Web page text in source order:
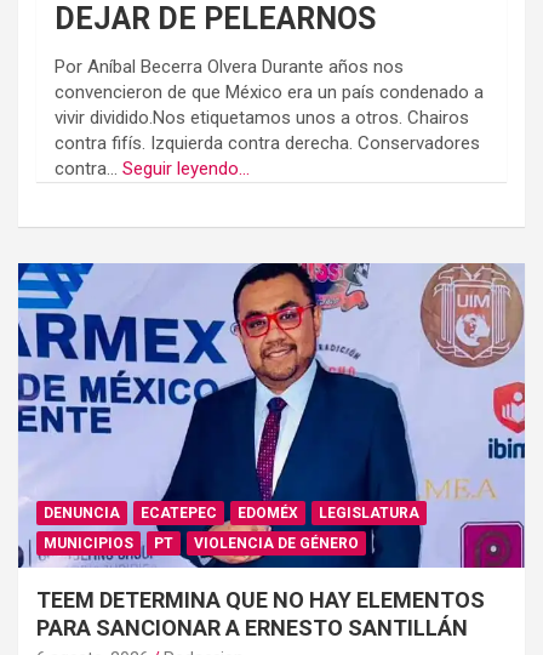
DEJAR DE PELEARNOS
Por Aníbal Becerra Olvera Durante años nos
convencieron de que México era un país condenado a
vivir dividido.Nos etiquetamos unos a otros. Chairos
contra fifís. Izquierda contra derecha. Conservadores
contra... Seguir leyendo...
DENUNCIA ECATEPEC EDOMÉX
LEGISLATURA
MUNICIPIOS
PT VIOLENCIA DE GÉNERO
TEEM DETERMINA QUE NO HAY ELEMENTOS
PARA SANCIONAR A ERNESTO SANTILLÁN